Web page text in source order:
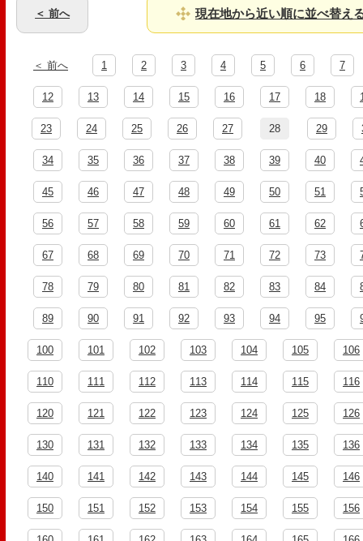
＜ 前へ 現在地から近い順に並べ替え
＜ 前へ 1 2 3 4 5 6 7
12 13 14 15 16 17 18
23 24 25 26 27 28 29
34 35 36 37 38 39 40
45 46 47 48 49 50 51
56 57 58 59 60 61 62
67 68 69 70 71 72 73
78 79 80 81 82 83 84
89 90 91 92 93 94 95
100 101 102 103 104 105 106
110 111 112 113 114 115 116
120 121 122 123 124 125 126
130 131 132 133 134 135 136
140 141 142 143 144 145 146
150 151 152 153 154 155 156